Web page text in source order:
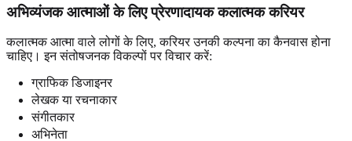
अभिव्यंजक आत्माओंके लिए प्रेरणादायक कलात्मक करियर
कलात्मक आत्मा वाले लोगों के लिए, करियर उनकी कल्पना का कैनवास होना
चाहिए। इन संतोषजनक विकल्पों पर विचार करें:
ग्राफिक डिजाइनर
लेखक या रचनाकार
संगीतकार
अभिनेता